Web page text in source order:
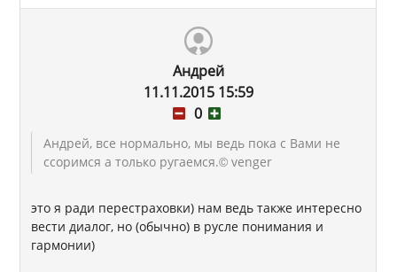
Андрей
11.11.2015 15:59
0
Андрей, все нормально, мы ведь пока с Вами не
ссоримся а только ругаемся.© venger
это я ради перестраховки) нам ведь также интересно
вести диалог, но (обычно) в русле понимания и
гармонии)